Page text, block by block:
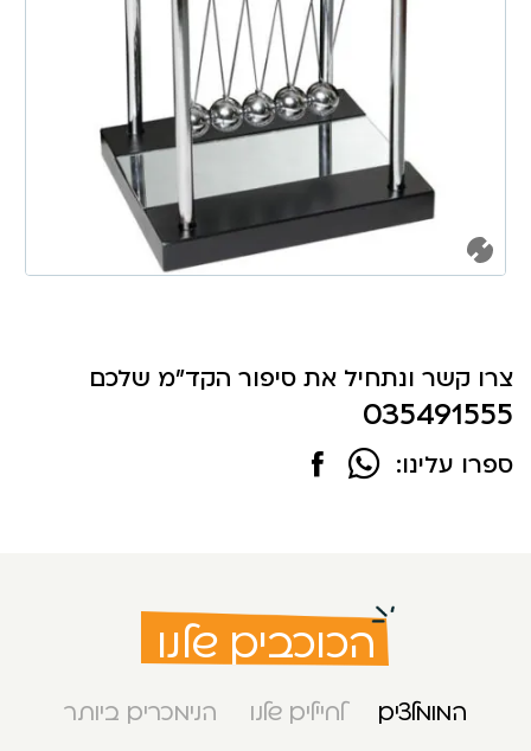
צרו קשר ונתחיל את סיפור הקד"מ שלכם
035491555
ספרו עלינו:
הכוכבים שלנו
המומלצים לחיילים שלנו הנימכרים ביותר